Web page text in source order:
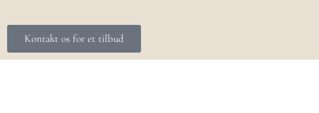
Kontakt os for et tilbud